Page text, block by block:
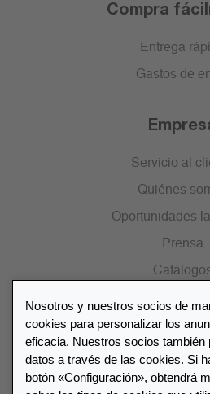
Compra
Entrega
Gastos de
Servicio al
Quiénes
Oportunidades
Prensa
Lista de
Encuentre su distribuidor
Nosotros y nuestros socios de
cookies para personalizar los
eficacia. Nuestros socios también
datos a través de las cookies. Si
botón «Configuración», obtendrá